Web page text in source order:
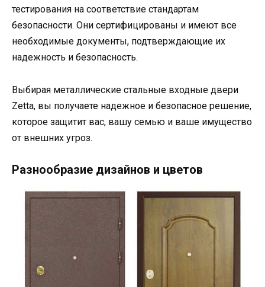
тестирования на соответствие стандартам
безопасности. Они сертифицированы и имеют все
необходимые документы, подтверждающие их
надежность и безопасность.
Выбирая металлические стальные входные двери
Zetta, вы получаете надежное и безопасное решение,
которое защитит вас, вашу семью и ваше имущество
от внешних угроз.
Разнообразие дизайнов и цветов